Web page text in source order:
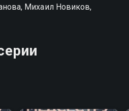
Михаил Новиков,